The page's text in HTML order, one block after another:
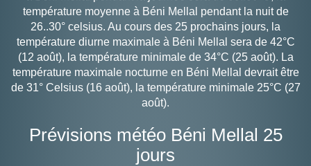
température moyenne à Béni Mellal pendant la nuit de
26..30° celsius. Au cours des 25 prochains jours, la
température diurne maximale à Béni Mellal sera de 42°C
(12 août), la température minimale de 34°C (25 août). La
température maximale nocturne en Béni Mellal devrait être
de 31° Celsius (16 août), la température minimale 25°C (27
août).
Prévisions météo Béni Mellal 25
jours